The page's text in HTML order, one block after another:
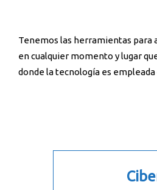
Tenemos las herramientas para
en cualquier momento y lugar
donde la tecnología es